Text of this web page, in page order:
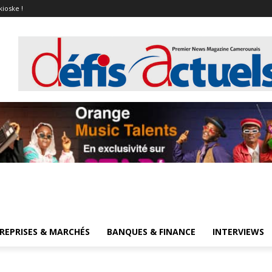
!
& MARCHÉS BANQUES & FINANCE INTERVIEWS